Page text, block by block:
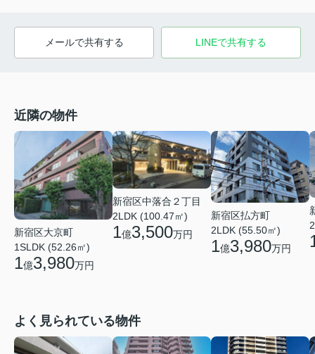
メールで共有する LINEで共有する
近隣の物件
新宿区大京町
1SLDK (52.26㎡)
1億3,980万円
新宿区中落合２丁目
2LDK (100.47㎡)
1億3,500万円
新宿区払方町
2LDK (55.50㎡)
1億3,980万円
よく見られている物件